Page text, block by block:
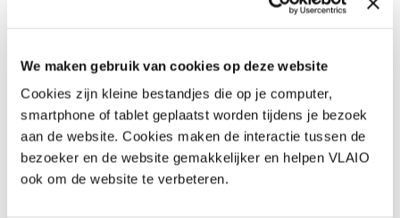
We maken gebruik van cookies op deze website
Cookies zijn kleine bestandjes die op je computer,
smartphone of tablet geplaatst worden tijdens je bezoek
aan de website. Cookies maken de interactie tussen de
bezoeker en de website gemakkelijker en helpen VLAIO
ook om de website te verbeteren.